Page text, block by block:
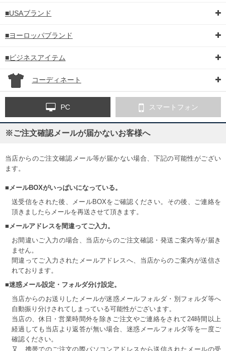
■USAブランド
■ヨーロッパブランド
■ビジネスアイテム
コーディネート
PC スマートフォン
※ご注文確認メールが届かないお客様へ
当店からのご注文確認メール等が届かない場合、下記の可能性がござい
ます。
■メールBOXがいっぱいになっている。
送受信をされた後、メールBOXをご確認ください。その後、ご連絡を
頂きましたらメールを再送させて頂きます。
■メールアドレスを間違ってご入力。
お間違いご入力の場合、当店からのご注文確認・発送ご案内等が届き
ません。
間違ってご入力されたメールアドレスへ、当店からのご案内が送信さ
れております。
■迷惑メール設定・フォルダ分け設定。
当店からのお送りしたメールが迷惑メールフォルダ・別フォルダ等へ
自動振り分けされてしまっている可能性がございます。
当店の、休日・営業時間外を除きご注文やご連絡をされて24時間以上
経過しても当店より返答が無い場合、迷惑メールフォルダ等を一度ご
確認ください。
又、携帯でのご注文の際パソコンアドレスから送信されたメールの受